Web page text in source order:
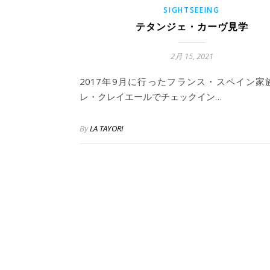
SIGHTSEEING
テタンジェ・カーヴ見学
2月 15, 2021
2017年9月に行ったフランス・スペイン家
レ・クレイエールでチェックイン…
ByLA TAYORI